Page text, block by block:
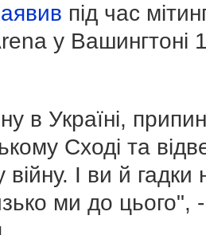
під час
у Вашингтоні
в Україні,
Сході та
війну. І ви й гадки
ми до цього", -